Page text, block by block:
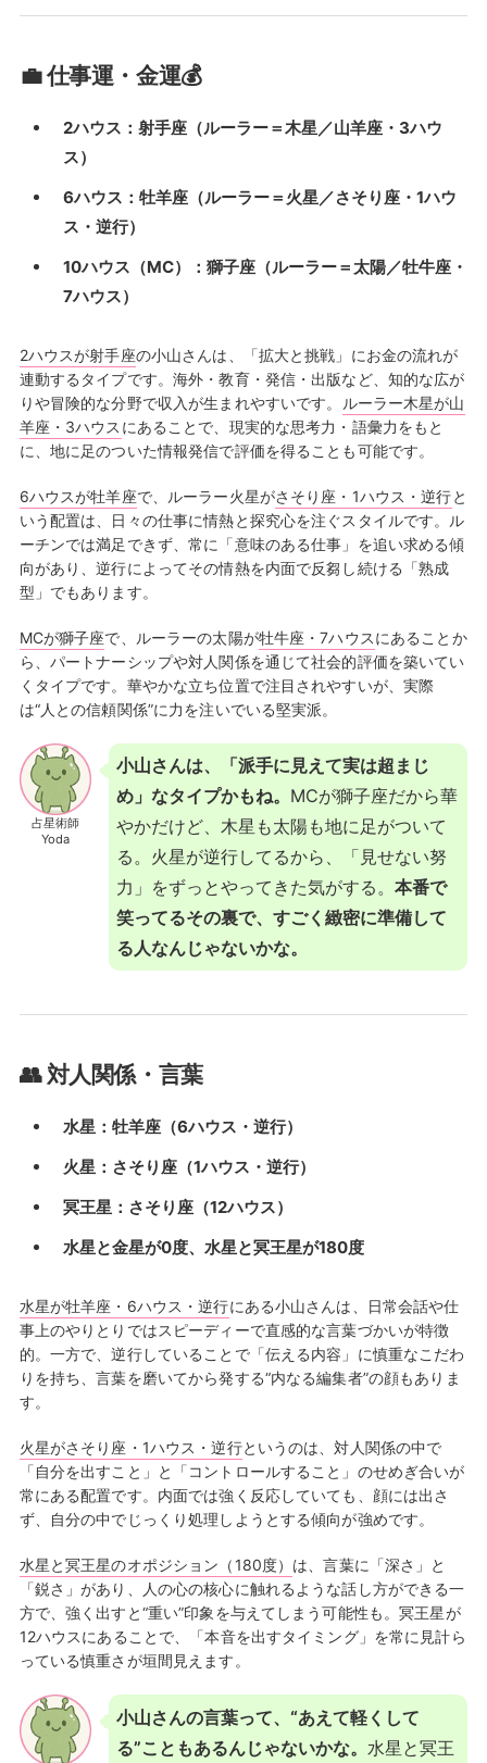
💼 仕事運・金運💰
2ハウス：射手座（ルーラー＝木星／山羊座・3ハウ
ス）
6ハウス：牡羊座（ルーラー＝火星／さそり座・1ハウ
ス・逆行）
10ハウス（MC）：獅子座（ルーラー＝太陽／牡牛座・
7ハウス）
2ハウスが射手座の小山さんは、「拡大と挑戦」にお金の流れが
連動するタイプです。海外・教育・発信・出版など、知的な広が
りや冒険的な分野で収入が生まれやすいです。
ルーラー木星が山
羊座・3ハウス にあることで、現実的な思考力・語彙力をもと
に、地に足のついた情報発信で評価を得ることも可能です。
6ハウスが牡羊座で、ルーラー火星がさそり座・1ハウス・逆行と
いう配置は、日々の仕事に情熱と探究心を注ぐスタイルです。ル
ーチンでは満足できず、常に「意味のある仕事」を追い求める傾
向があり、逆行によってその情熱を内面で反芻し続ける「熟成
型」でもあります。
MCが獅子座で、ルーラーの太陽が牡牛座・7ハウスにあることか
ら、パートナーシップや対人関係を通じて社会的評価を築いてい
くタイプです。華やかな立ち位置で注目されやすいが、実際
は“人との信頼関係”に力を注いでいる堅実派。
占星術師
Yoda
小山さんは、「派手に見えて実は超まじ
め」なタイプかもね。 MCが獅子座だから華
やかだけど、木星も太陽も地に足がついて
る。火星が逆行してるから、「見せない努
力」をずっとやってきた気がする。 本番で
笑ってるその裏で、すごく緻密に準備して
る人なんじゃないかな。
👥 対人関係・言葉
水星：牡羊座（6ハウス・逆行）
火星：さそり座（1ハウス・逆行）
冥王星：さそり座（12ハウス）
水星と金星が0度、水星と冥王星が180度
水星が牡羊座・6ハウス・逆行にある小山さんは、日常会話や仕
事上のやりとりではスピーディーで直感的な言葉づかいが特徴
的。一方で、逆行していることで「伝える内容」に慎重なこだわ
りを持ち、言葉を磨いてから発する“内なる編集者”の顔もありま
す。
火星がさそり座・1ハウス・逆行というのは、対人関係の中で
「自分を出すこと」と「コントロールすること」のせめぎ合いが
常にある配置です。内面では強く反応していても、顔には出さ
ず、自分の中でじっくり処理しようとする傾向が強めです。
水星と冥王星のオポジション（180度） は、言葉に「深さ」と
「鋭さ」があり、人の心の核心に触れるような話し方ができる一
方で、強く出すと“重い”印象を与えてしまう可能性も。冥王星が
12ハウスにあることで、「本音を出すタイミング」を常に見計ら
っている慎重さが垣間見えます。
小山さんの言葉って、“あえて軽くして
る”こともあるんじゃないかな。 水星と冥王